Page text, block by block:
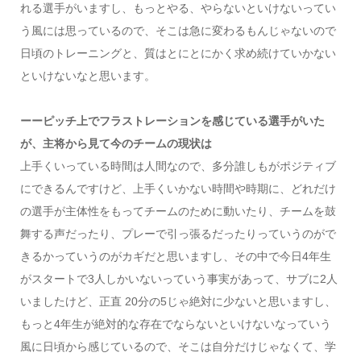
れる選手がいますし、もっとやる、やらないといけないってい
う風には思っているので、そこは急に変わるもんじゃないので
日頃のトレーニングと、質はとにとにかく求め続けていかない
といけないなと思います。
ーーピッチ上でフラストレーションを感じている選手がいた
が、主将から見て今のチームの現状は
上手くいっている時間は人間なので、多分誰しもがポジティブ
にできるんですけど、上手くいかない時間や時期に、どれだけ
の選手が主体性をもってチームのために動いたり、チームを鼓
舞する声だったり、プレーで引っ張るだったりっていうのがで
きるかっていうのがカギだと思いますし、その中で今日4年生
がスタートで3人しかいないっていう事実があって、サブに2人
いましたけど、正直 20分の5じゃ絶対に少ないと思いますし、
もっと4年生が絶対的な存在でならないといけないなっていう
風に日頃から感じているので、そこは自分だけじゃなくて、学